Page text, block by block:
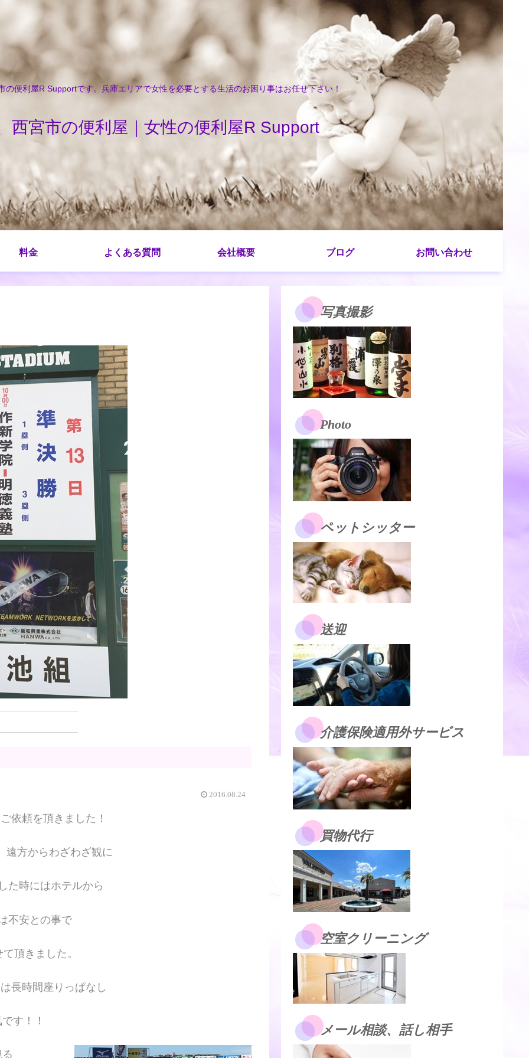
の便利屋R Supportです。兵庫エリアで女性を必要とする生活のお困り事はお任せ下さい！
西宮市の便利屋｜女性の便利屋R Support
料金 よくある質問 会社概要 ブログ お問い合わせ
2016.08.24
依頼を頂きました！
遠方からわざわざ観に
た時にはホテルから
不安との事で
頂きました。
長時間座りっぱなし
す！！
写真撮影
Photo
ペットシッター
送迎
介護保険適用外サービス
買物代行
空室クリーニング
メール相談、話し相手